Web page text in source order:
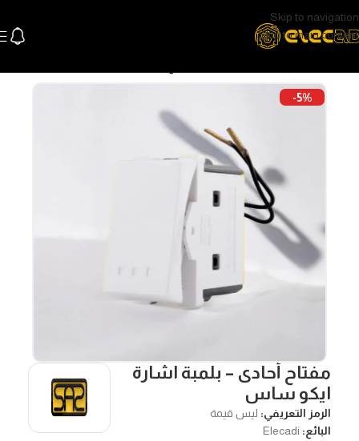
Skip to navigation
Skip to main content
-5%
مفتاح أحادى – بلمبة اشارة
ايكو ساس
الرمز التعريفي: ليس قيمة
البائع: Elecadi